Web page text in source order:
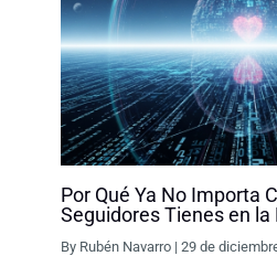
Por Qué Ya No Importa
Seguidores Tienes en la
By Rubén Navarro |29 de